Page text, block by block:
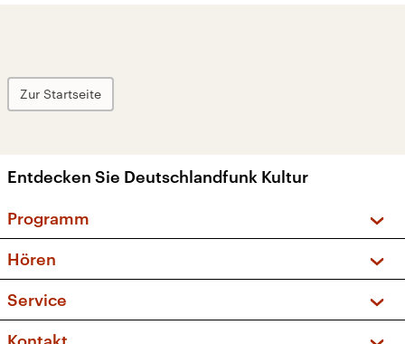
Zur Startseite
Entdecken Sie Deutschlandfunk Kultur
Programm
Sendungen und Podcasts
Musikliste
Kakadu – Das Kinderprogramm
Hören
Frequenzen (UKW + DAB+)
Service
FAQ